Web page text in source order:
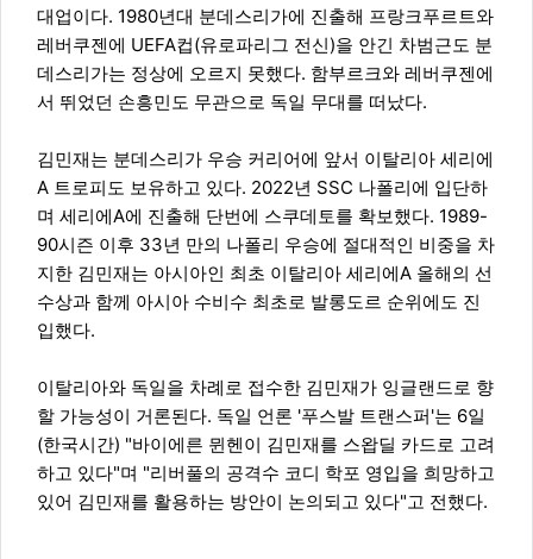
대업이다. 1980년대 분데스리가에 진출해 프랑크푸르트와
레버쿠젠에 UEFA컵(유로파리그 전신)을 안긴 차범근도 분
데스리가는 정상에 오르지 못했다. 함부르크와 레버쿠젠에
서 뛰었던 손흥민도 무관으로 독일 무대를 떠났다.
김민재는 분데스리가 우승 커리어에 앞서 이탈리아 세리에
A 트로피도 보유하고 있다. 2022년 SSC 나폴리에 입단하
며 세리에A에 진출해 단번에 스쿠데토를 확보했다. 1989-
90시즌 이후 33년 만의 나폴리 우승에 절대적인 비중을 차
지한 김민재는 아시아인 최초 이탈리아 세리에A 올해의 선
수상과 함께 아시아 수비수 최초로 발롱도르 순위에도 진
입했다.
이탈리아와 독일을 차례로 접수한 김민재가 잉글랜드로 향
할 가능성이 거론된다. 독일 언론 '푸스발 트랜스퍼'는 6일
(한국시간) "바이에른 뮌헨이 김민재를 스왑딜 카드로 고려
하고 있다"며 "리버풀의 공격수 코디 학포 영입을 희망하고
있어 김민재를 활용하는 방안이 논의되고 있다"고 전했다.